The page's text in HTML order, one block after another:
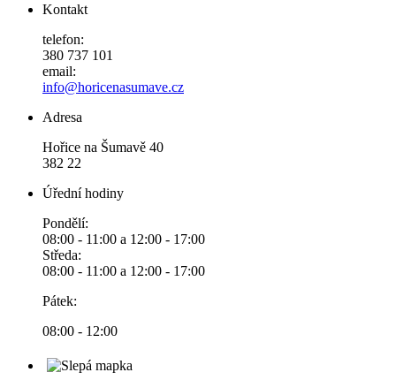
Kontakt
telefon:
380 737 101
email:
info@horicenasumave.cz
Adresa
Hořice na Šumavě 40
382 22
Úřední hodiny
Pondělí:
08:00 - 11:00 a 12:00 - 17:00
Středa:
08:00 - 11:00 a 12:00 - 17:00
Pátek:
08:00 - 12:00